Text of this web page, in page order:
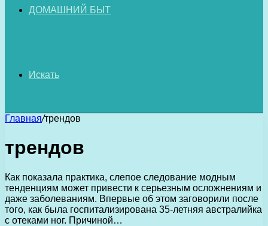
ДОМАШНИЙ БЫТ
Искать
Главная/трендов
трендов
Как показала практика, слепое следование модным
тенденциям может привести к серьезным осложнениям и
даже заболеваниям. Впервые об этом заговорили после
того, как была госпитализирована 35-летняя австралийка
с отеками ног. Причиной…